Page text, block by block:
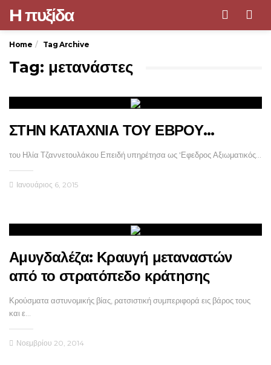
H πυξίδα
Home Tag Archive
Tag: μετανάστες
ΣΤΗΝ ΚΑΤΑΧΝΙΑ ΤΟΥ ΕΒΡΟΥ…
του Ηλία Τζαννετουλάκου Επειδή υπηρέτησα ως 'Εφεδρος Αξιωματικός…
Ιανουάριος 6, 2015
Αμυγδαλέζα: Κραυγή μεταναστών
από το στρατόπεδο κράτησης
Κρούσματα αστυνομικής βίας, ρατσιστική συμπεριφορά εις βάρος τους
και ε…
Νοεμβρίου 20, 2014